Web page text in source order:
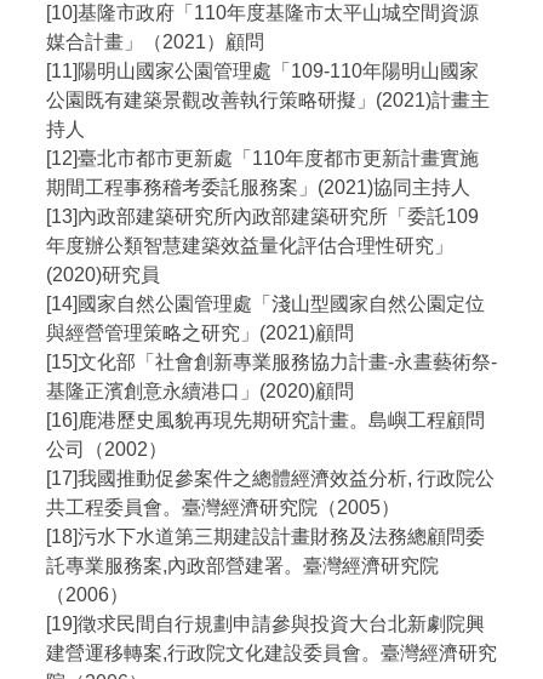
[10]基隆市政府「110年度基隆市太平山城空間資源
媒合計畫」（2021）顧問
[11]陽明山國家公園管理處「109-110年陽明山國家
公園既有建築景觀改善執行策略研擬」(2021)計畫主
持人
[12]臺北市都市更新處「110年度都市更新計畫實施
期間工程事務稽考委託服務案」(2021)協同主持人
[13]內政部建築研究所內政部建築研究所「委託109
年度辦公類智慧建築效益量化評估合理性研究」
(2020)研究員
[14]國家自然公園管理處「淺山型國家自然公園定位
與經營管理策略之研究」(2021)顧問
[15]文化部「社會創新專業服務協力計畫-永晝藝術祭-
基隆正濱創意永續港口」(2020)顧問
[16]鹿港歷史風貌再現先期研究計畫。島嶼工程顧問
公司（2002）
[17]我國推動促參案件之總體經濟效益分析, 行政院公
共工程委員會。臺灣經濟研究院（2005）
[18]污水下水道第三期建設計畫財務及法務總顧問委
託專業服務案,內政部營建署。臺灣經濟研究院
（2006）
[19]徵求民間自行規劃申請參與投資大台北新劇院興
建營運移轉案,行政院文化建設委員會。臺灣經濟研究